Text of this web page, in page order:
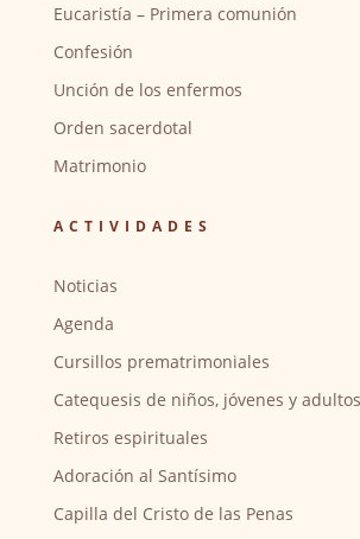
Eucaristía – Primera comunión
Confesión
Unción de los enfermos
Orden sacerdotal
Matrimonio
ACTIVIDADES
Noticias
Agenda
Cursillos prematrimoniales
Catequesis de niños, jóvenes y adultos
Retiros espirituales
Adoración al Santísimo
Capilla del Cristo de las Penas